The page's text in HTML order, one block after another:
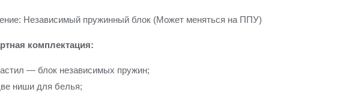
Независимый пружинный блок (Может меняться на ППУ)
комплектация:
— блок независимых пружин;
ниши для белья;